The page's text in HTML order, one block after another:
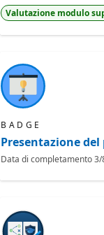
Valutazione modulo
BADGE
Presentazione
Data di completamento3/